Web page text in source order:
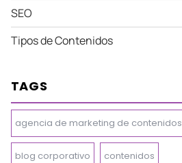
SEO
Tipos de Contenidos
TAGS
agencia de marketing de contenidos
blog corporativo contenidos